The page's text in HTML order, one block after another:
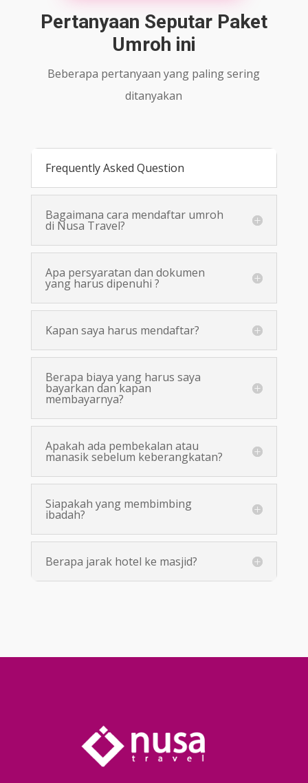
Pertanyaan Seputar Paket
Umroh ini
Beberapa pertanyaan yang paling sering
ditanyakan
Frequently Asked Question
Bagaimana cara mendaftar umroh
di Nusa Travel?
Apa persyaratan dan dokumen
yang harus dipenuhi ?
Kapan saya harus mendaftar?
Berapa biaya yang harus saya
bayarkan dan kapan
membayarnya?
Apakah ada pembekalan atau
manasik sebelum keberangkatan?
Siapakah yang membimbing
ibadah?
Berapa jarak hotel ke masjid?